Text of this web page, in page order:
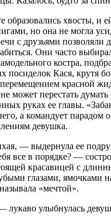
образовались хвосты, и
но она не могла
с друзьями позволяли
Они часто
костра,
посиделок Кася, крутя
красной
может перестать
руках ее главы. «
а командует парадом
девушка.
— выдернула ее
все в порядке? —
красавицей с
глазами, ямочками
«мечтой».
улыбнулась